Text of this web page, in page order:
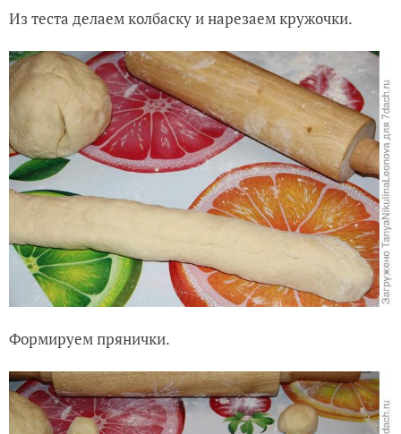
Из теста делаем колбаску и нарезаем кружочки.
Формируем прянички.